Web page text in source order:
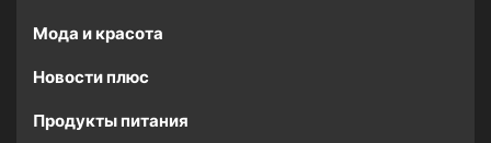
Мода и красота
Новости плюс
Продукты питания